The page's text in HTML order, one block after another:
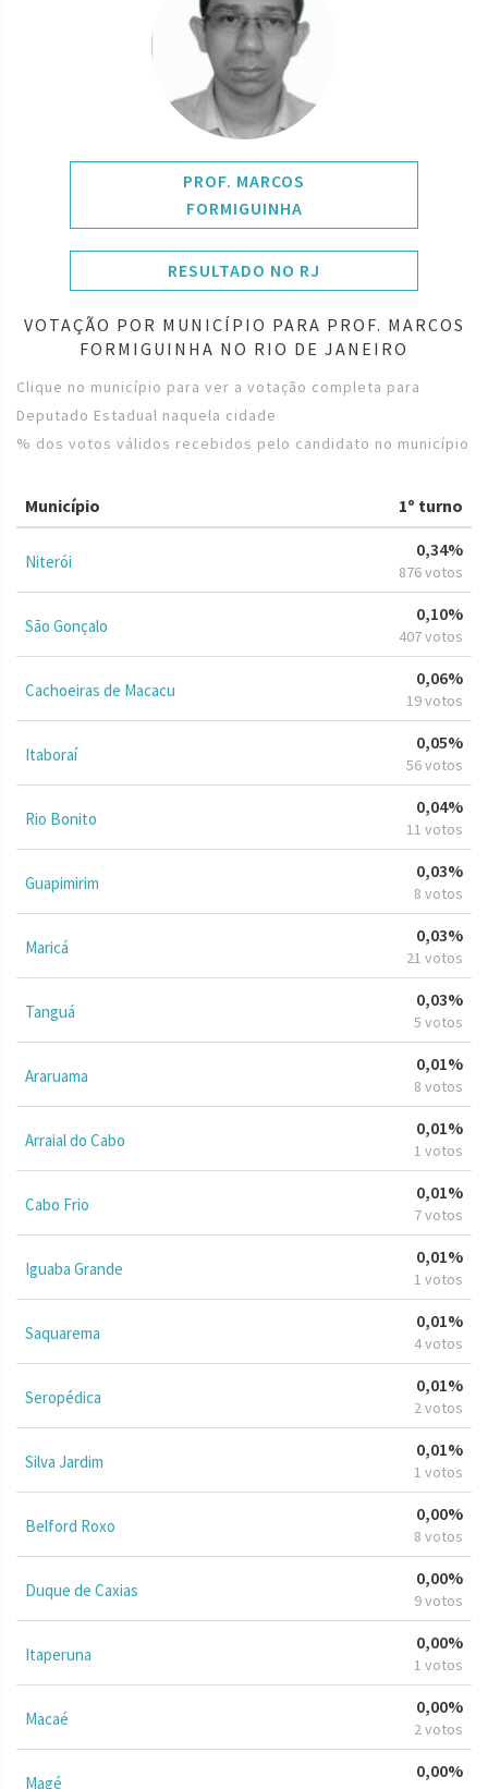
PROF. MARCOS
FORMIGUINHA
RESULTADO NO RJ
VOTAÇÃO POR MUNICÍPIO PARA PROF. MARCOS
FORMIGUINHA NO RIO DE JANEIRO
Clique no município para ver a votação completa para
Deputado Estadual naquela cidade
% dos votos válidos recebidos pelo candidato no município
Município 1º turno
Niterói
0,34%
876 votos
São Gonçalo
0,10%
407 votos
Cachoeiras de Macacu
0,06%
19 votos
Itaboraí
0,05%
56 votos
Rio Bonito
0,04%
11 votos
Guapimirim
0,03%
8 votos
Maricá
0,03%
21 votos
Tanguá
0,03%
5 votos
Araruama
0,01%
8 votos
Arraial do Cabo
0,01%
1 votos
Cabo Frio
0,01%
7 votos
Iguaba Grande
0,01%
1 votos
Saquarema
0,01%
4 votos
Seropédica
0,01%
2 votos
Silva Jardim
0,01%
1 votos
Belford Roxo
0,00%
8 votos
Duque de Caxias
0,00%
9 votos
Itaperuna
0,00%
1 votos
Macaé
0,00%
2 votos
Magé
0,00%